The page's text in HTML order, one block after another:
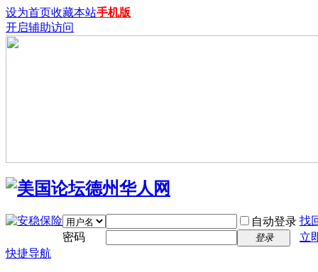
设为首页收藏本站手机版
开启辅助访问
自动登录 找
密码
登录
立
快捷导航